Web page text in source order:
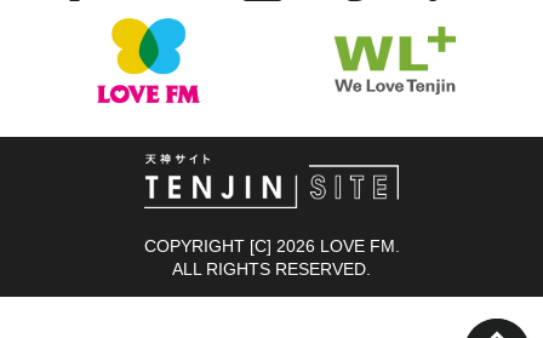
Twitter
COPYRIGHT [C] 2026 LOVE FM.
ALL RIGHTS RESERVED.